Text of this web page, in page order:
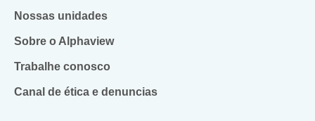
Nossas unidades
Sobre o Alphaview
Trabalhe conosco
Canal de ética e denuncias